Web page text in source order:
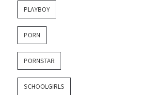
PLAYBOY
PORN
PORNSTAR
SCHOOLGIRLS